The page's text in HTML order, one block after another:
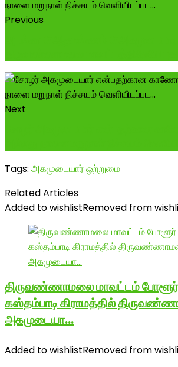
Previous
Next
Tags: அகமுடையார் ஒற்றுமை
Related Articles
Added to wishlistRemoved from
திருவண்ணாமலை மாவட்டம்
கஸ்தம்பாடி கிராமத்தில்
அகமுடையா…
Added to wishlistRemoved from